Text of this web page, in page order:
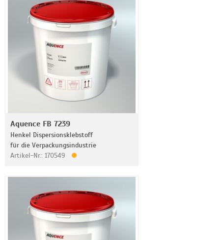
Aquence FB 7239
Henkel Dispersionsklebstoff
für die Verpackungsindustrie
Artikel-Nr.: 170549